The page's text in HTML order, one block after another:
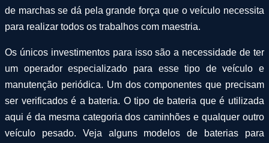
de marchas se dá pela grande força que o veículo necessita
para realizar todos os trabalhos com maestria.
Os únicos investimentos para isso são a necessidade de ter
um operador especializado para esse tipo de veículo e
manutenção periódica. Um dos componentes que precisam
ser verificados é a bateria. O tipo de bateria que é utilizada
aqui é da mesma categoria dos caminhões e qualquer outro
veículo pesado. Veja alguns modelos de baterias para